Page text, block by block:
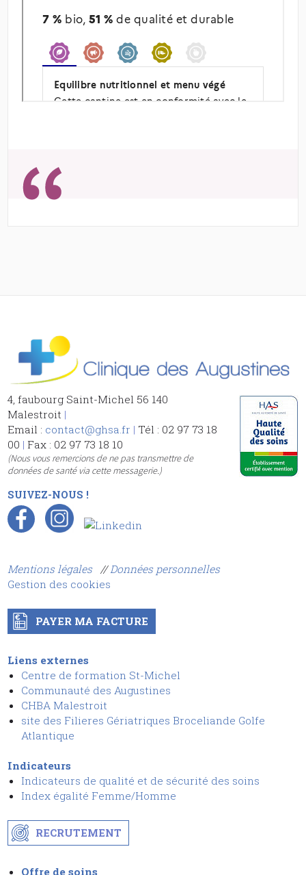
4, faubourg Saint-Michel 56 140
Malestroit |
Email : contact@ghsa.fr | Tél : 02 97 73 18
00 | Fax : 02 97 73 18 10
(Nous vous remercions de ne pas transmettre de
données de santé via cette messagerie.)
SUIVEZ-NOUS !
Mentions légales // Données personnelles
Gestion des cookies
PAYER MA FACTURE
Liens externes
Centre de formation St-Michel
Communauté des Augustines
CHBA Malestroit
site des Filieres Gériatriques Broceliande Golfe
Atlantique
Indicateurs
Indicateurs de qualité et de sécurité des soins
Index égalité Femme/Homme
RECRUTEMENT
Offre de soins